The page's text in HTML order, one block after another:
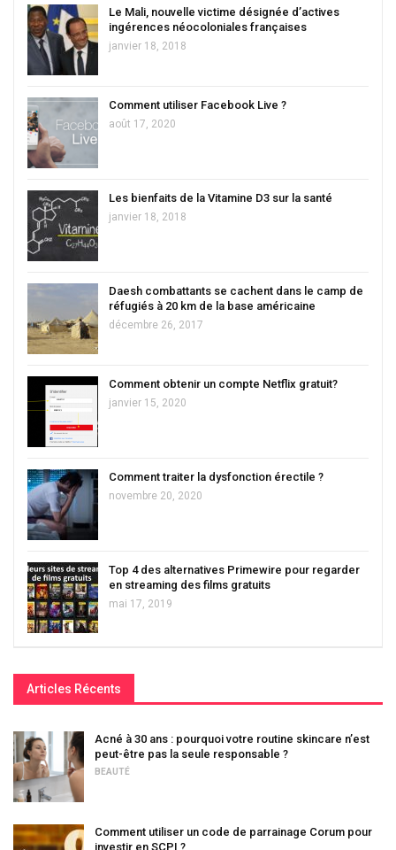
Le Mali, nouvelle victime désignée d’actives
ingérences néocoloniales françaises
janvier 18, 2018
Comment utiliser Facebook Live ?
août 17, 2020
Les bienfaits de la Vitamine D3 sur la santé
janvier 18, 2018
Daesh combattants se cachent dans le camp de
réfugiés à 20 km de la base américaine
décembre 26, 2017
Comment obtenir un compte Netflix gratuit?
janvier 15, 2020
Comment traiter la dysfonction érectile ?
novembre 20, 2020
Top 4 des alternatives Primewire pour regarder
en streaming des films gratuits
mai 17, 2019
Articles Récents
Acné à 30 ans : pourquoi votre routine skincare n’est
peut-être pas la seule responsable ?
BEAUTÉ
Comment utiliser un code de parrainage Corum pour
investir en SCPI ?